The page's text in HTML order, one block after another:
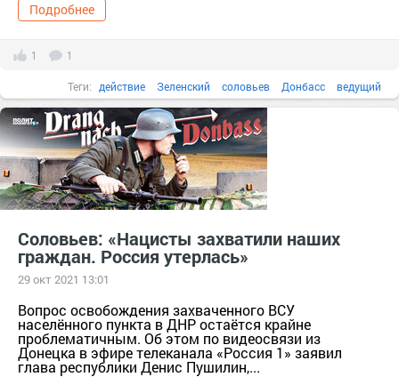
Подробнее
1 1
Теги: действие Зеленский соловьев Донбасс ведущий
Соловьев: «Нацисты захватили наших
граждан. Россия утерлась»
29 окт 2021 13:01
Вопрос освобождения захваченного ВСУ
населённого пункта в ДНР остаётся крайне
проблематичным. Об этом по видеосвязи из
Донецка в эфире телеканала «Россия 1» заявил
глава республики Денис Пушилин,...